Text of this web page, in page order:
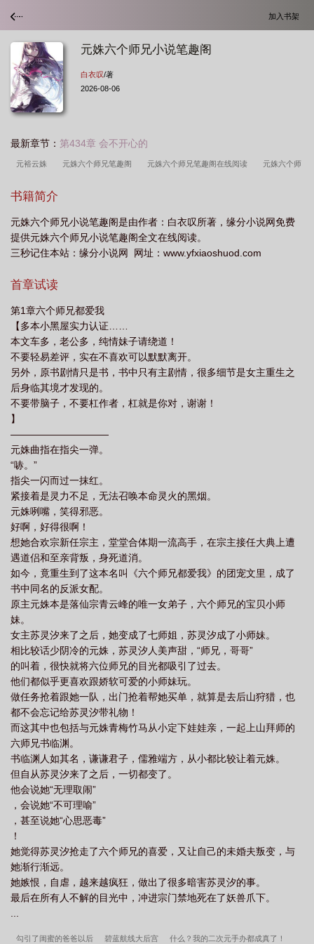
加入书架
元姝六个师兄小说笔趣阁
白衣叹/著
2026-08-06
最新章节： 第434章 会不开心的
元裕云姝 元姝六个师兄笔趣阁 元姝六个师兄笔趣阁在线阅读 元姝六个师
书籍简介
元姝六个师兄小说笔趣阁是由作者：白衣叹所著，缘分小说网免费
提供元姝六个师兄小说笔趣阁全文在线阅读。
三秒记住本站：缘分小说网 网址：www.yfxiaoshuod.com
首章试读
第1章六个师兄都爱我
【多本小黑屋实力认证……
本文车多，老公多，纯情妹子请绕道！
不要轻易差评，实在不喜欢可以默默离开。
另外，原书剧情只是书，书中只有主剧情，很多细节是女主重生之
后身临其境才发现的。
不要带脑子，不要杠作者，杠就是你对，谢谢！
】
——————————
元姝曲指在指尖一弹。
“哧。”
指尖一闪而过一抹红。
紧接着是灵力不足，无法召唤本命灵火的黑烟。
元姝咧嘴，笑得邪恶。
好啊，好得很啊！
想她合欢宗新任宗主，堂堂合体期一流高手，在宗主接任大典上遭
遇道侣和至亲背叛，身死道消。
如今，竟重生到了这本名叫《六个师兄都爱我》的团宠文里，成了
书中同名的反派女配。
原主元姝本是落仙宗青云峰的唯一女弟子，六个师兄的宝贝小师
妹。
女主苏灵汐来了之后，她变成了七师姐，苏灵汐成了小师妹。
相比较话少阴冷的元姝，苏灵汐人美声甜，“师兄，哥哥”
的叫着，很快就将六位师兄的目光都吸引了过去。
他们都似乎更喜欢跟娇软可爱的小师妹玩。
做任务抢着跟她一队，出门抢着帮她买单，就算是去后山狩猎，也
都不会忘记给苏灵汐带礼物！
而这其中也包括与元姝青梅竹马从小定下娃娃亲，一起上山拜师的
六师兄书临渊。
书临渊人如其名，谦谦君子，儒雅端方，从小都比较让着元姝。
但自从苏灵汐来了之后，一切都变了。
他会说她“无理取闹”
，会说她“不可理喻”
，甚至说她“心思恶毒”
！
她觉得苏灵汐抢走了六个师兄的喜爱，又让自己的未婚夫叛变，与
她渐行渐远。
她嫉恨，自虐，越来越疯狂，做出了很多暗害苏灵汐的事。
最后在所有人不解的目光中，冲进宗门禁地死在了妖兽爪下。
勾引了闺蜜的爸爸以后 碧蓝航线大后宫 什么？我的二次元手办都成真了！